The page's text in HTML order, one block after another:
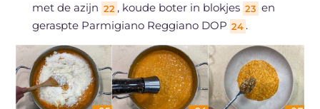
met de azijn 22 , koude boter in blokjes 23 en
geraspte Parmigiano Reggiano DOP 24 .